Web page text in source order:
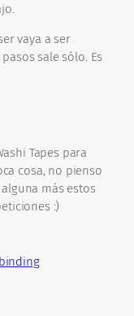
vaya a ser
sale sólo. Es
Tapes para
cosa, no pienso
más estos
:)